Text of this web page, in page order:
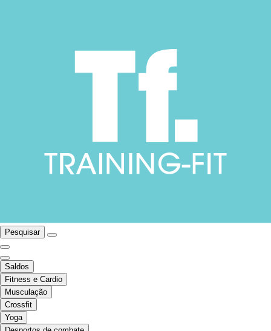
Pesquisar
Saldos
Fitness e Cardio
Musculação
Crossfit
Yoga